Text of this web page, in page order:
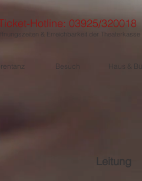
Hotline: 03925/320018
& Erreichbarkeit der Theaterkasse
Besuch Haus &
Leitung